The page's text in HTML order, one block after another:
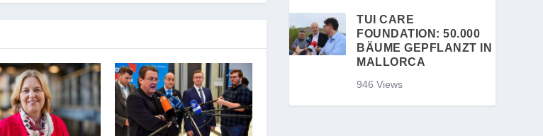
TUI CARE
FOUNDATION: 50.000
BÄUME GEPFLANZT IN
MALLORCA
946 Views